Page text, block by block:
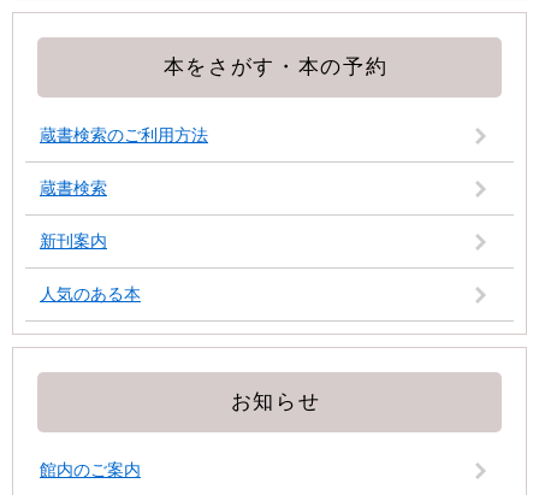
本をさがす・本の予約
蔵書検索のご利用方法
蔵書検索
新刊案内
人気のある本
お知らせ
館内のご案内